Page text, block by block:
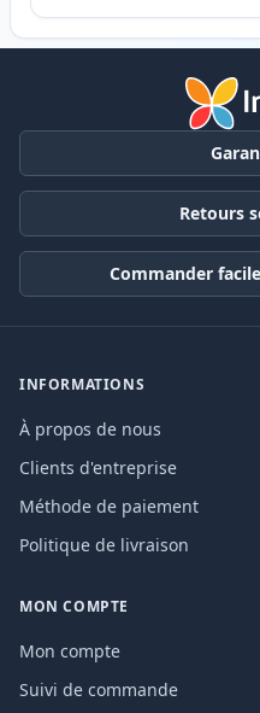
Retours
Commander
INFORMATIONS
À propos de nous
Clients d'entreprise
Méthode de paiement
Politique de livraison
MON COMPTE
Mon compte
Suivi de commande